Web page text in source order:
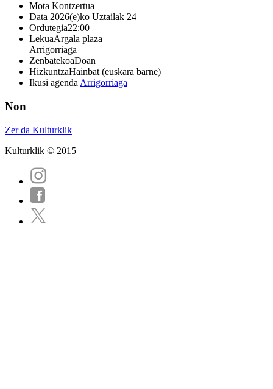
Mota Kontzertua
Data 2026(e)ko Uztailak 24
Ordutegia22:00
LekuaArgala plaza
Arrigorriaga
ZenbatekoaDoan
HizkuntzaHainbat (euskara barne)
Ikusi agenda Arrigorriaga
Non
Zer da Kulturklik
Kulturklik © 2015